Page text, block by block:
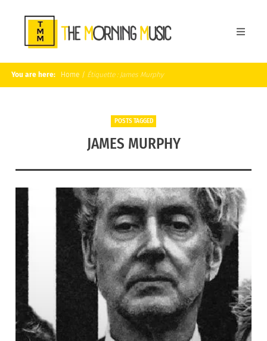
You are here: Home / Étiquette : James Murphy
POSTS TAGGED
JAMES MURPHY